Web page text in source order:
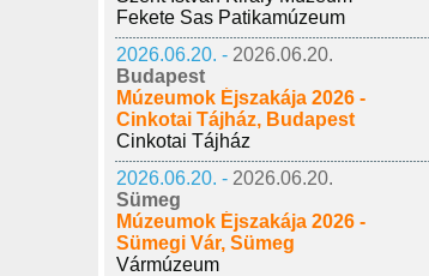
Fekete Sas Patikamúzeum
2026.06.20. - 2026.06.20.
Budapest
Múzeumok Éjszakája 2026 -
Cinkotai Tájház, Budapest
Cinkotai Tájház
2026.06.20. - 2026.06.20.
Sümeg
Múzeumok Éjszakája 2026 -
Sümegi Vár, Sümeg
Vármúzeum